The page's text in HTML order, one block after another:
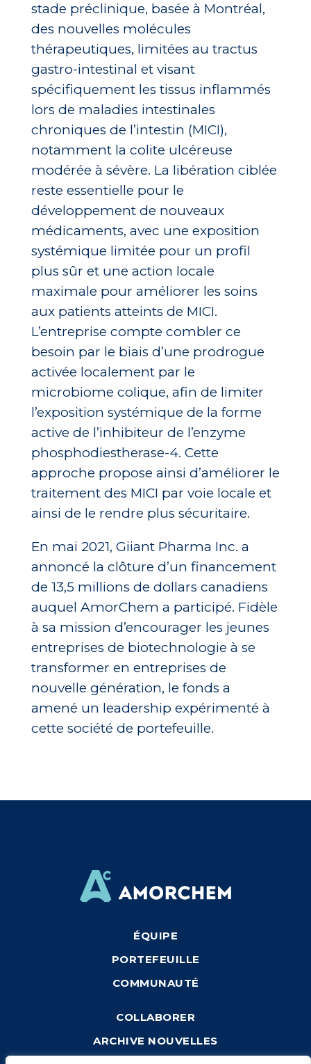
stade préclinique, basée à Montréal,
des nouvelles molécules
thérapeutiques, limitées au tractus
gastro-intestinal et visant
spécifiquement les tissus inflammés
lors de maladies intestinales
chroniques de l’intestin (MICI),
notamment la colite ulcéreuse
modérée à sévère. La libération ciblée
reste essentielle pour le
développement de nouveaux
médicaments, avec une exposition
systémique limitée pour un profil
plus sûr et une action locale
maximale pour améliorer les soins
aux patients atteints de MICI.
L’entreprise compte combler ce
besoin par le biais d’une prodrogue
activée localement par le
microbiome colique, afin de limiter
l’exposition systémique de la forme
active de l’inhibiteur de l’enzyme
phosphodiestherase-4. Cette
approche propose ainsi d’améliorer le
traitement des MICI par voie locale et
ainsi de le rendre plus sécuritaire.
En mai 2021, Giiant Pharma Inc. a
annoncé la clôture d’un financement
de 13,5 millions de dollars canadiens
auquel AmorChem a participé. Fidèle
à sa mission d’encourager les jeunes
entreprises de biotechnologie à se
transformer en entreprises de
nouvelle génération, le fonds a
amené un leadership expérimenté à
cette société de portefeuille.
ÉQUIPE
PORTEFEUILLE
COMMUNAUTÉ
COLLABORER
ARCHIVE NOUVELLES